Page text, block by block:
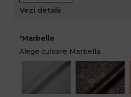
Vezi detalii
Marbella
Alege culoare Marbella.